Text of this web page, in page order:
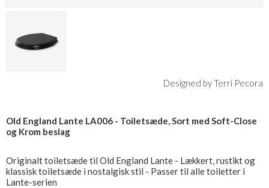
Designed by Terri Pecora
Old England Lante LA006 - Toiletsæde, Sort med Soft-Close
og Krom beslag
Originalt toiletsæde til Old England Lante - Lækkert, rustikt og
klassisk toiletsæde i nostalgisk stil - Passer til alle toiletter i
Lante-serien